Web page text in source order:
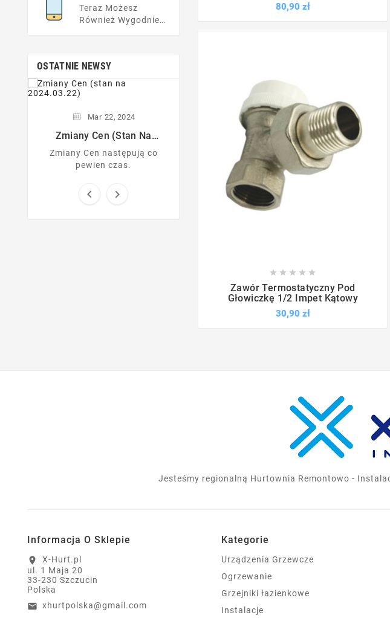
Teraz Możesz
Również Wygodnie
OSTATNIE NEWSY
Mar 22, 2024
Zmiany Cen (stan Na
Zmiany Cen następują co
pewien czas.
 
80,90 zł
 
    
Zawór Termostatyczny Pod
Głowiczkę 1/2 Impet Kątowy
30,90 zł
Jesteśmy regionalną Hurtownia Remontowo -
Informacja O Sklepie
location_on
X-Hurt.pl
ul. 1 Maja 20
33-230 Szczucin
Polska
email xhurtpolska@gmail.com
Kategorie
Urządzenia Grzewcze
Ogrzewanie
Grzejniki łazienkowe
Instalacje